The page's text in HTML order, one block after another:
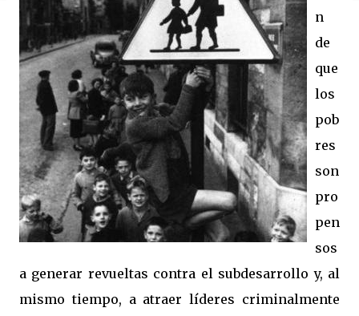
n
de
que
los
pob
res
son
pro
pen
sos
a generar revueltas contra el subdesarrollo y, al
mismo tiempo, a atraer líderes criminalmente